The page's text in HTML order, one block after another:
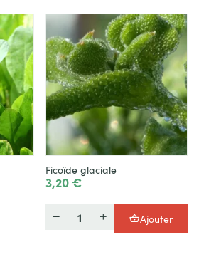
Ficoïde glaciale
3,20 €
Ajouter